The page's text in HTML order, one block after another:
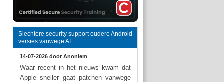
Slechtere security support oudere Android
versies vanwege AI
14-07-2026 door Anoniem
Waar recent in het nieuws kwam dat
Apple sneller gaat patchen vanwege